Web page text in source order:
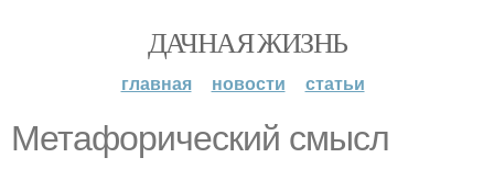
ДАЧНАЯ ЖИЗНЬ
главная новости статьи
Метафорический смысл